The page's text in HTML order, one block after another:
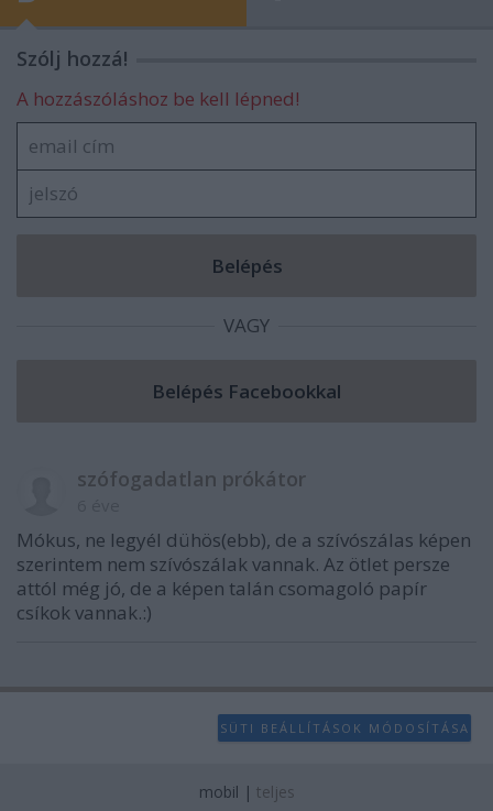
Szólj hozzá!
A hozzászóláshoz be kell lépned!
VAGY
szófogadatlan prókátor
Mókus, ne legyél dühös(ebb), de a szívószálas képen
szerintem nem szívószálak vannak. Az ötlet persze
attól még jó, de a képen talán csomagoló papír
csíkok vannak.:)
SÜTI BEÁLLÍTÁSOK MÓDOSÍTÁSA
mobil | teljes